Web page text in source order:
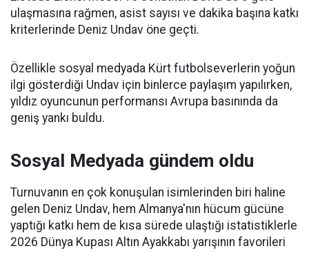
ulaşmasına rağmen, asist sayısı ve dakika başına katkı
kriterlerinde Deniz Undav öne geçti.
Özellikle sosyal medyada Kürt futbolseverlerin yoğun
ilgi gösterdiği Undav için binlerce paylaşım yapılırken,
yıldız oyuncunun performansı Avrupa basınında da
geniş yankı buldu.
Sosyal Medyada gündem oldu
Turnuvanın en çok konuşulan isimlerinden biri haline
gelen Deniz Undav, hem Almanya'nın hücum gücüne
yaptığı katkı hem de kısa sürede ulaştığı istatistiklerle
2026 Dünya Kupası Altın Ayakkabı yarışının favorileri